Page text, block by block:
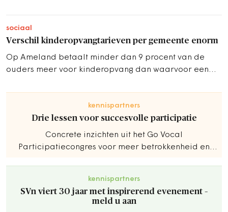
kennispartners
Drie lessen voor succesvolle participatie
Concrete inzichten uit het Go Vocal
Participatiecongres voor meer betrokkenheid en
sociaal
Verschil kinderopvangtarieven per gemeente enorm
Op Ameland betaalt minder dan 9 procent van de
ouders meer voor kinderopvang dan waarvoor een
kennispartners
SVn viert 30 jaar met inspirerend evenement –
meld u aan